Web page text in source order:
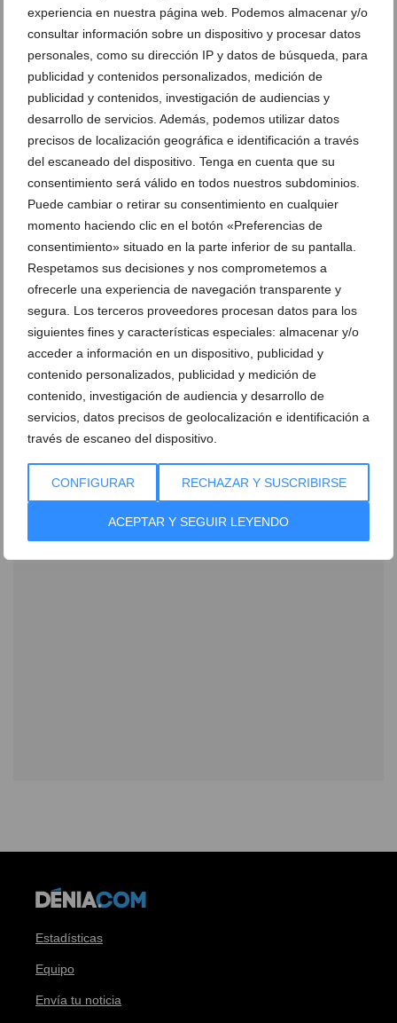
experiencia en nuestra página web. Podemos almacenar y/o
consultar información sobre un dispositivo y procesar datos
personales, como su dirección IP y datos de búsqueda, para
publicidad y contenidos personalizados, medición de
publicidad y contenidos, investigación de audiencias y
desarrollo de servicios. Además, podemos utilizar datos
precisos de localización geográfica e identificación a través
del escaneado del dispositivo. Tenga en cuenta que su
consentimiento será válido en todos nuestros subdominios.
Puede cambiar o retirar su consentimiento en cualquier
momento haciendo clic en el botón «Preferencias de
consentimiento» situado en la parte inferior de su pantalla.
Respetamos sus decisiones y nos comprometemos a
ofrecerle una experiencia de navegación transparente y
segura. Los terceros proveedores procesan datos para los
siguientes fines y características especiales: almacenar y/o
acceder a información en un dispositivo, publicidad y
contenido personalizados, publicidad y medición de
contenido, investigación de audiencia y desarrollo de
servicios, datos precisos de geolocalización e identificación a
través de escaneo del dispositivo.
CONFIGURAR RECHAZAR Y SUSCRIBIRSE
ACEPTAR Y SEGUIR LEYENDO
Ver promociones
Ver sorteos
Estadísticas
Equipo
Envía tu noticia